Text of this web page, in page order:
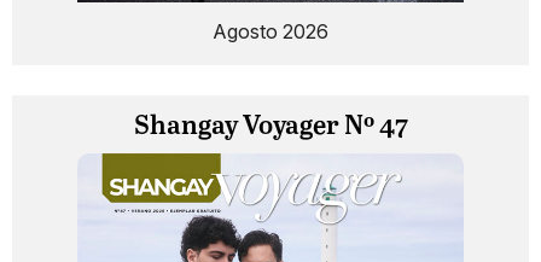
Agosto 2026
Shangay Voyager Nº 47